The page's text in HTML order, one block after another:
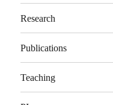
Research
Publications
Teaching